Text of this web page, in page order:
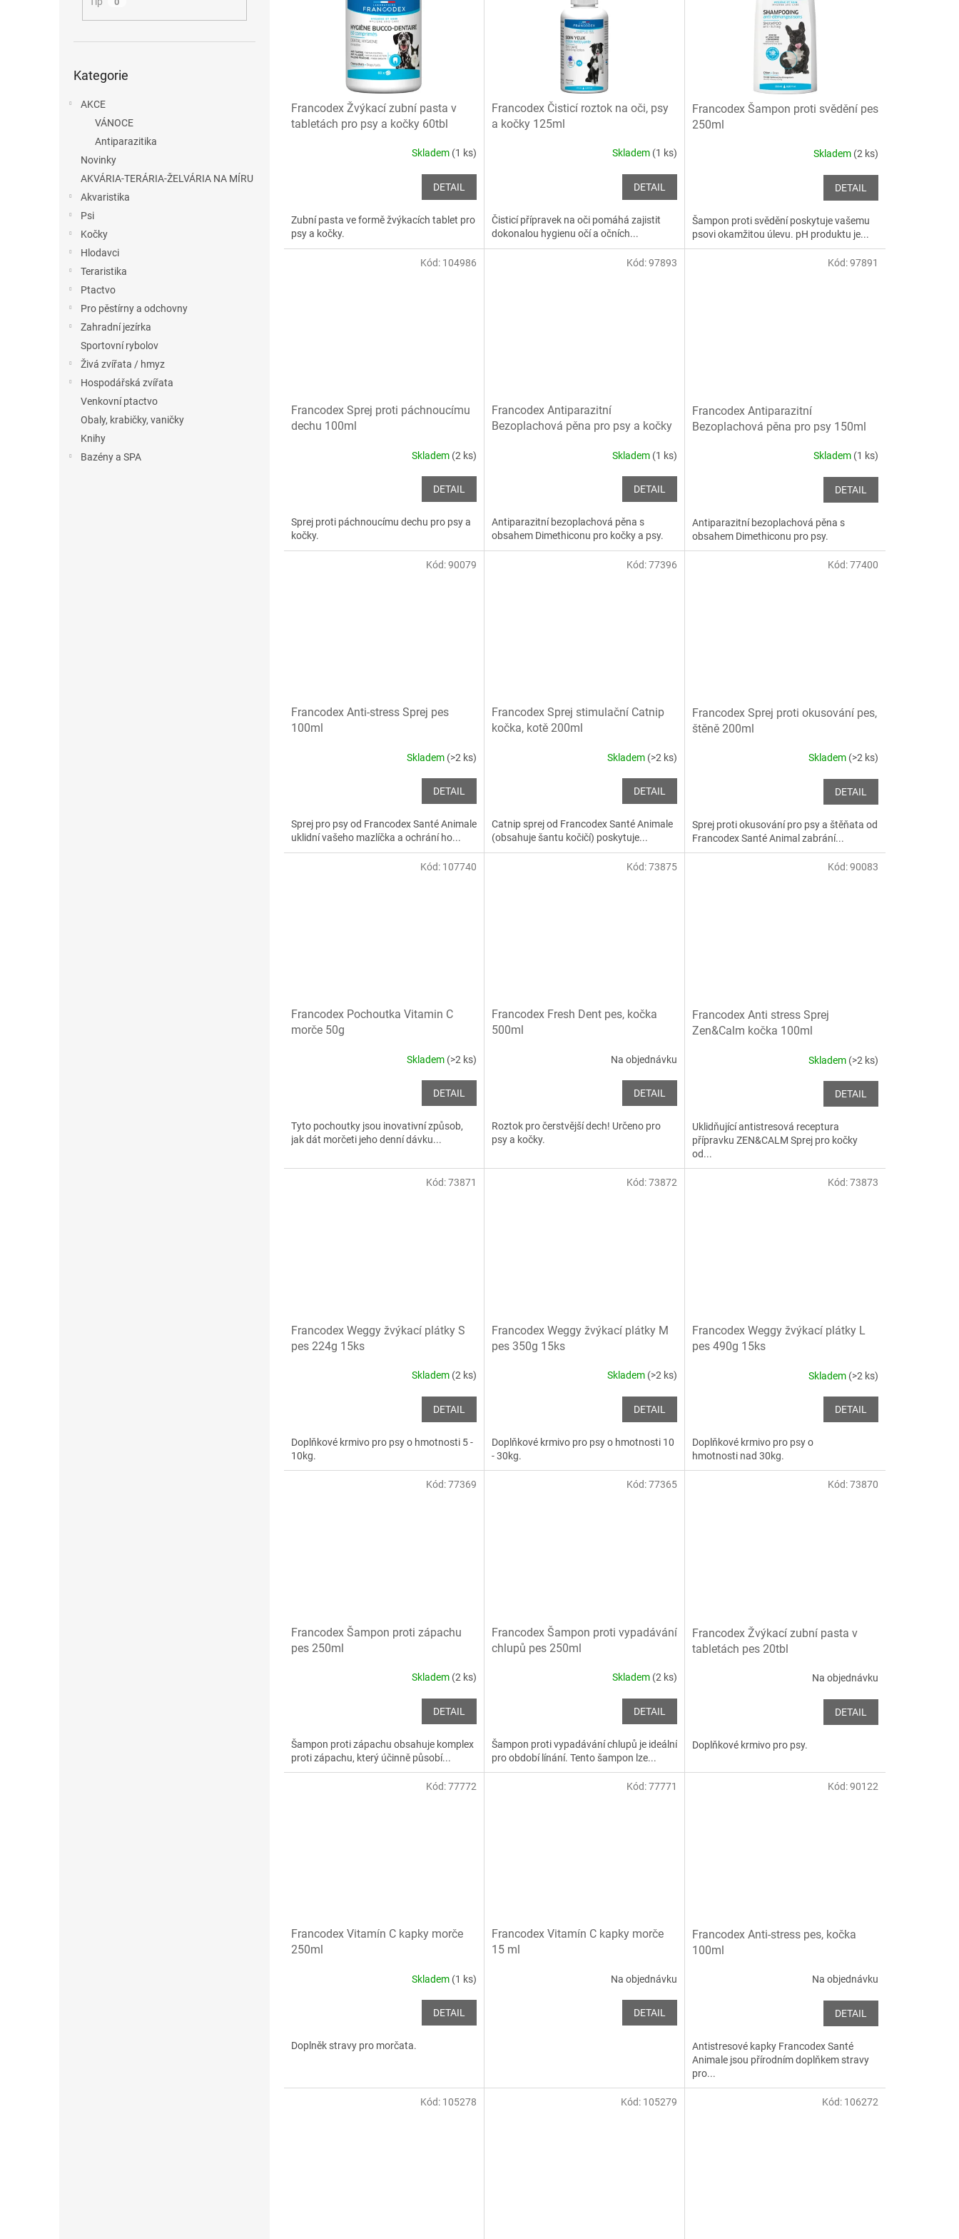
kategorie
Kategorie
AKCE
VÁNOCE
Antiparazitika
Novinky
AKVÁRIA-TERÁRIA-ŽELVÁRIA NA MÍRU
Akvaristika
Psi
Kočky
Hlodavci
Teraristika
Ptactvo
Pro pěstírny a odchovny
Zahradní jezírka
Sportovní rybolov
Živá zvířata / hmyz
Hospodářská zvířata
Venkovní ptactvo
Obaly, krabičky, vaničky
Knihy
Bazény a SPA
Francodex Žvýkací zubní pasta v
tabletách pro psy a kočky 60tbl
Skladem (1 ks)
DETAIL
Zubní pasta ve formě žvýkacích tablet pro
psy a kočky.
Francodex Čisticí roztok na oči, psy
a kočky 125ml
Skladem (1 ks)
DETAIL
Čisticí přípravek na oči pomáhá zajistit
dokonalou hygienu očí a očních...
Francodex Šampon proti svědění pes
250ml
Skladem (2 ks)
DETAIL
Šampon proti svědění poskytuje vašemu
psovi okamžitou úlevu. pH produktu je...
Francodex Sprej proti páchnoucímu
dechu 100ml
Skladem (2 ks)
DETAIL
Sprej proti páchnoucímu dechu pro psy a
kočky.
Kód: 104986
Francodex Antiparazitní
Bezoplachová pěna pro psy a kočky
Skladem (1 ks)
DETAIL
Antiparazitní bezoplachová pěna s
obsahem Dimethiconu pro kočky a psy.
Kód:97893
Francodex Antiparazitní
Bezoplachová pěna pro psy 150ml
Skladem (1 ks)
DETAIL
Antiparazitní bezoplachová pěna s
obsahem Dimethiconu pro psy.
Kód:97891
Francodex Anti-stress Sprej pes
100ml
Skladem (>2 ks)
DETAIL
Sprej pro psy od Francodex Santé Animale
uklidní vašeho mazlíčka a ochrání ho...
Kód:90079
Francodex Sprej stimulační Catnip
kočka, kotě 200ml
Skladem (>2 ks)
DETAIL
Catnip sprej od Francodex Santé Animale
(obsahuje šantu kočičí) poskytuje...
Kód:77396
Francodex Sprej proti okusování pes,
štěně 200ml
Skladem (>2 ks)
DETAIL
Sprej proti okusování pro psy a štěňata od
Francodex Santé Animal zabrání...
Kód:77400
Francodex Pochoutka Vitamin C
morče 50g
Skladem (>2 ks)
DETAIL
Tyto pochoutky jsou inovativní způsob,
jak dát morčeti jeho denní dávku...
Kód: 107740
Francodex Fresh Dent pes, kočka
500ml
Na objednávku
DETAIL
Roztok pro čerstvější dech! Určeno pro
psy a kočky.
Kód:73875
Francodex Anti stress Sprej
Zen&Calm kočka 100ml
Skladem (>2 ks)
DETAIL
Uklidňující antistresová receptura
přípravku ZEN&CALM Sprej pro kočky
od...
Kód:90083
Francodex Weggy žvýkací plátky S
pes 224g 15ks
Skladem (2 ks)
DETAIL
Doplňkové krmivo pro psy o hmotnosti 5 -
10kg.
Kód:73871
Francodex Weggy žvýkací plátky M
pes 350g 15ks
Skladem (>2 ks)
DETAIL
Doplňkové krmivo pro psy o hmotnosti 10
- 30kg.
Kód:73872
Francodex Weggy žvýkací plátky L
pes 490g 15ks
Skladem (>2 ks)
DETAIL
Doplňkové krmivo pro psy o
hmotnosti nad 30kg.
Kód:73873
Francodex Šampon proti zápachu
pes 250ml
Skladem (2 ks)
DETAIL
Šampon proti zápachu obsahuje komplex
proti zápachu, který účinně působí...
Kód:77369
Francodex Šampon proti vypadávání
chlupů pes 250ml
Skladem (2 ks)
DETAIL
Šampon proti vypadávání chlupů je ideální
pro období línání. Tento šampon lze...
Kód:77365
Francodex Žvýkací zubní pasta v
tabletách pes 20tbl
Na objednávku
DETAIL
Doplňkové krmivo pro psy.
Kód:73870
Francodex Vitamín C kapky morče
250ml
Skladem (1 ks)
DETAIL
Doplněk stravy pro morčata.
Kód:77772
Francodex Vitamín C kapky morče
15 ml
Na objednávku
DETAIL
Kód:77771
Francodex Anti-stress pes, kočka
100ml
Na objednávku
DETAIL
Antistresové kapky Francodex Santé
Animale jsou přírodním doplňkem stravy
pro...
Kód:90122
Kód: 105278 Kód: 105279 Kód: 106272